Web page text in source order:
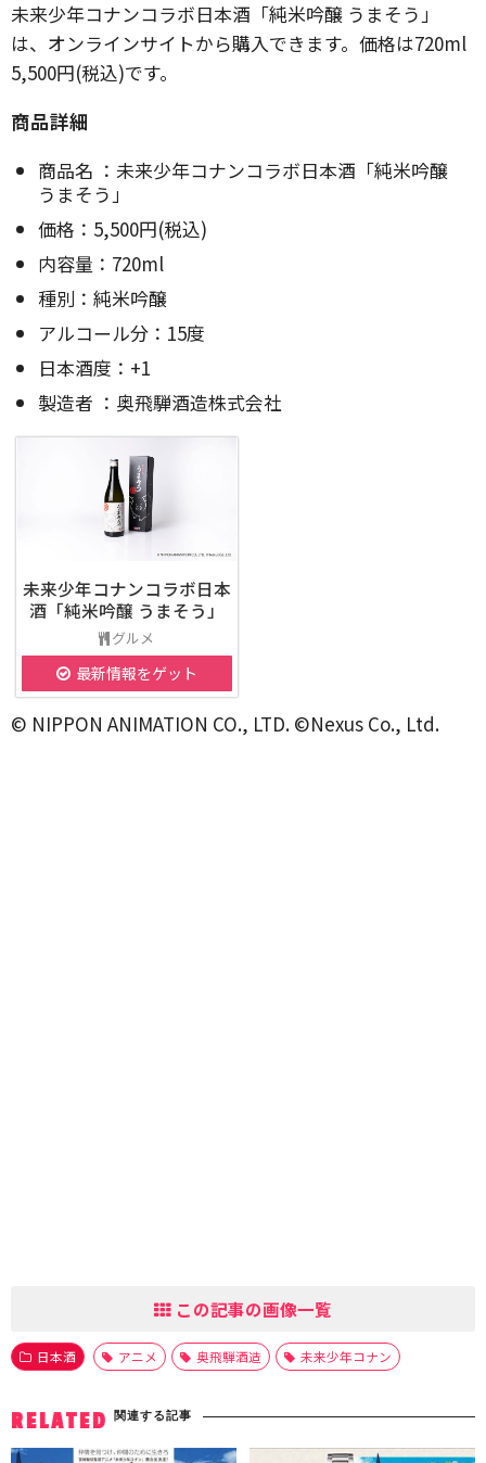
未来少年コナンコラボ日本酒「純米吟醸 うまそう」
は、オンラインサイトから購入できます。価格は720ml
5,500円(税込)です。
商品詳細
商品名 ：未来少年コナンコラボ日本酒「純米吟醸
うまそう」
価格：5,500円(税込)
内容量：720ml
種別：純米吟醸
アルコール分：15度
日本酒度：+1
製造者 ：奥飛騨酒造株式会社
未来少年コナンコラボ日本
酒「純米吟醸 うまそう」
グルメ
最新情報をゲット
© NIPPON ANIMATION CO., LTD. ©Nexus Co., Ltd.
この記事の画像一覧
日本酒 アニメ 奥飛騨酒造 未来少年コナン
RELATED 関連する記事